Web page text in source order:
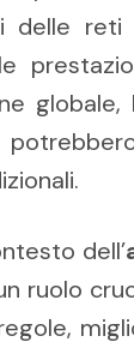
delle
dell’
ruolo